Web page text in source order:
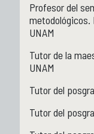
Profesor del
metodológicos.
UNAM
Tutor de la
UNAM
Tutor del
Tutor del